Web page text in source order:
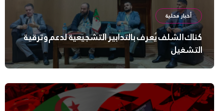
أخبار محلية
كناك الشلف يُعرف بالتدابير التشجيعية لدعم وترقية
التشغيل